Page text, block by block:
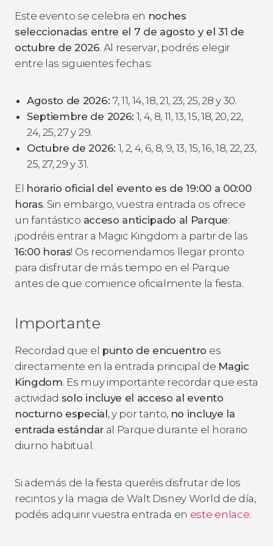
Este evento se celebra en noches
seleccionadas entre el 7 de agosto y el 31 de
octubre de 2026. Al reservar, podréis elegir
entre las siguientes fechas:
Agosto de 2026: 7, 11, 14, 18, 21, 23, 25, 28 y 30.
Septiembre de 2026: 1, 4, 8, 11, 13, 15, 18, 20, 22,
24, 25, 27 y 29.
Octubre de 2026: 1, 2, 4, 6, 8, 9, 13, 15, 16, 18, 22, 23,
25, 27, 29 y 31.
El horario oficial del evento es de 19:00 a 00:00
horas. Sin embargo, vuestra entrada os ofrece
un fantástico acceso anticipado al Parque:
¡podréis entrar a Magic Kingdom a partir de las
16:00 horas! Os recomendamos llegar pronto
para disfrutar de más tiempo en el Parque
antes de que comience oficialmente la fiesta.
Importante
Recordad que el punto de encuentro es
directamente en la entrada principal de Magic
Kingdom. Es muy importante recordar que esta
actividad solo incluye el acceso al evento
nocturno especial , y por tanto, no incluye la
entrada estándaral Parque durante el horario
diurno habitual.
Si además de la fiesta queréis disfrutar de los
recintos y la magia de Walt Disney World de día,
podéis adquirir vuestra entrada en este enlace.